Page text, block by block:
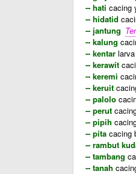
-- hati cacing
-- hidatid
-- jantung
-- kalung
-- kentar
-- kerawit
-- keremi
-- keruit
-- palolo
-- perut
-- pipih
-- pita cacing
-- rambut
-- tambang
-- tanah